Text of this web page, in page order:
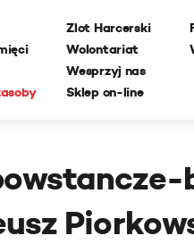
Zlot Harcerski
Wolontariat
Wesprzyj nas
Sklep on-line